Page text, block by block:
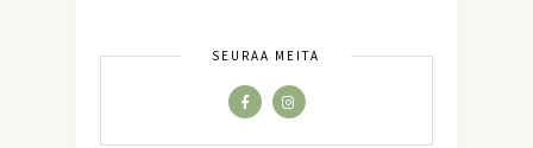
SEURAA MEITÄ